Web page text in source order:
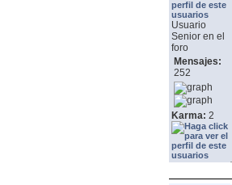
Usuario
Senior en el
foro
Mensajes:
252
Karma: 2